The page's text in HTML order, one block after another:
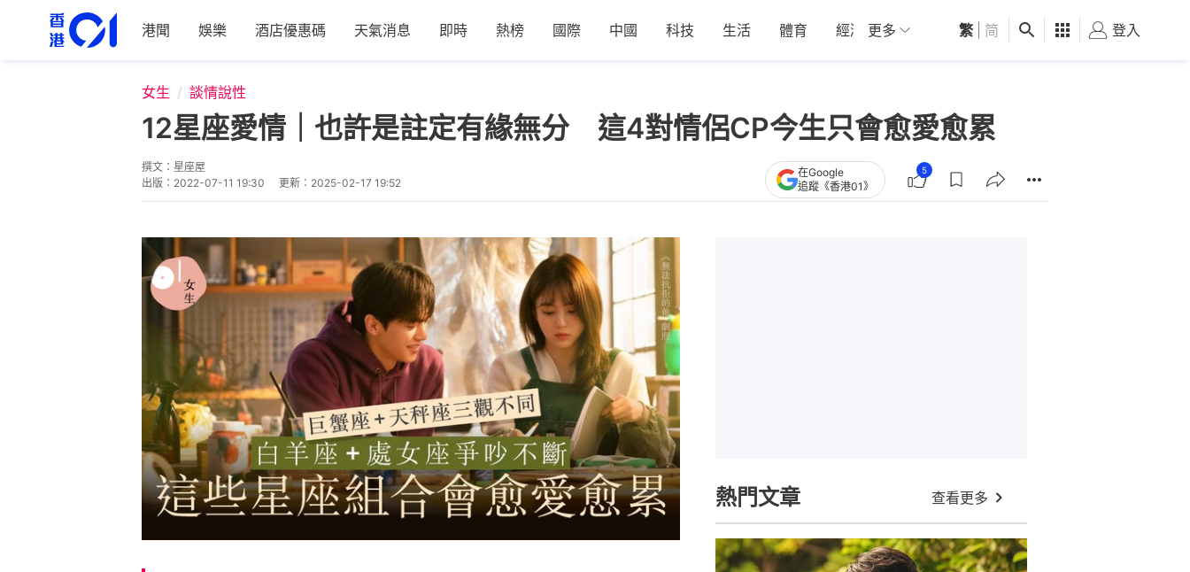
港聞 娛樂 酒店優惠碼 天氣消息 即時 熱榜 國際 中國 科技 生活 體育 經濟 01深圳 觀點 健康 好食玩飛
更多 繁 简 登入
女生 談情說性
12星座愛情｜也許是註定有緣無分 這4對情侶CP今生只會愈愛愈累
撰文： 星座屋
出版： 2022-07-11 19:30 更新： 2025-02-17 19:52
在Google
追蹤《香港01》
5
熱門文章 查看更多